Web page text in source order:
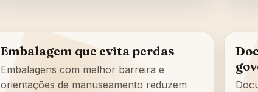
Embalagem que evita perdas
Embalagens com melhor barreira e
orientações de manuseamento reduzem